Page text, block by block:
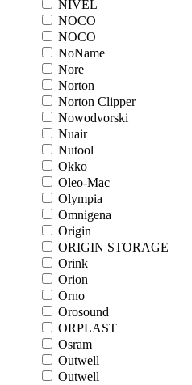
NIVEL
NOCO
NOCO
NoName
Nore
Norton
Norton Clipper
Nowodvorski
Nuair
Nutool
Okko
Oleo-Mac
Olympia
Omnigena
Origin
ORIGIN STORAGE
Orink
Orion
Orno
Orosound
ORPLAST
Osram
Outwell
Outwell